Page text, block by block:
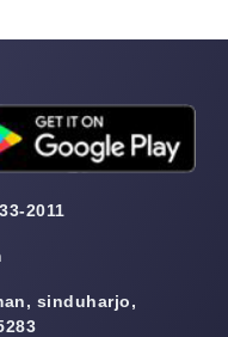
2011
sinduharjo,